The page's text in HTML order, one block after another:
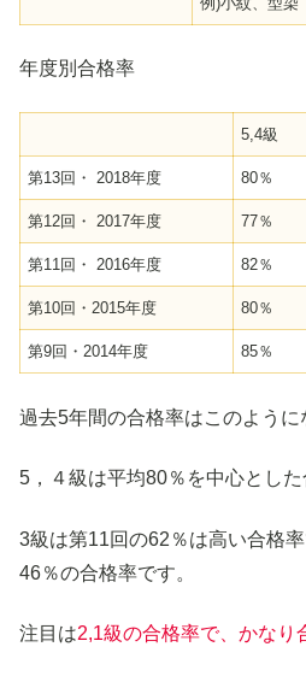
年度別合格率
5,4級
第13回・ 2018年度 80％
第12回・ 2017年度 77％
第11回・ 2016年度 82％
第10回・2015年度 80％
第9回・2014年度 85％
過去5年間の合格率はこのように
5，４級は平均80％を中心とした
3級は第11回の62％は高い合格
46％の合格率です。
注目は2,1級の合格率で、かなり